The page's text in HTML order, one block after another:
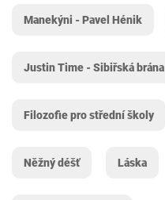
Manekýni - Pavel Hénik
Justin Time - Sibiřská brána
Filozofie pro střední školy
Něžný déšť Láska